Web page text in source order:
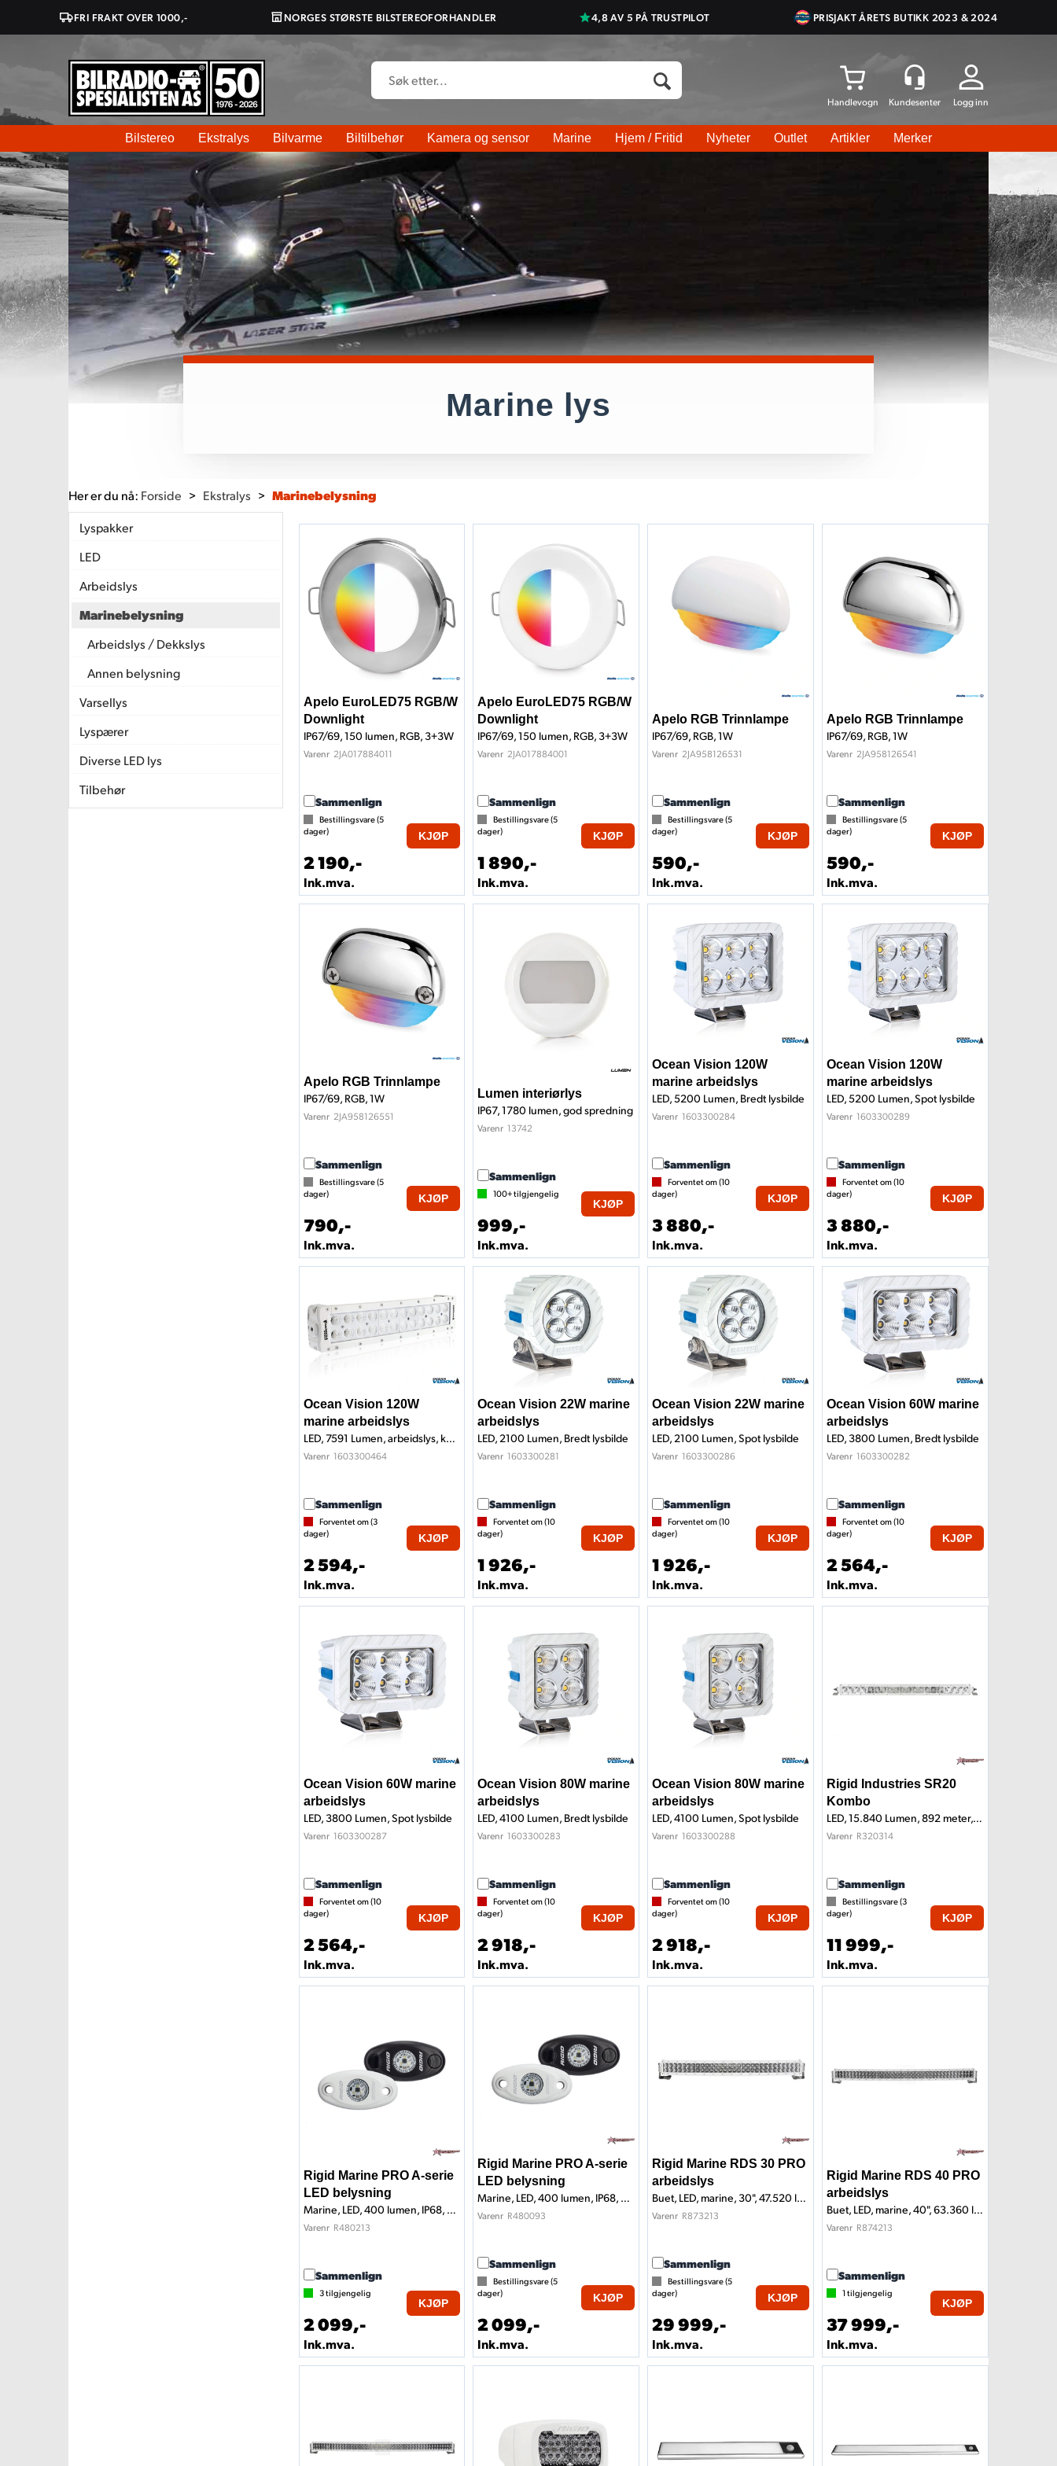
FRI FRAKT OVER 1000,- NORGES STØRSTE BILSTEREOFORHANDLER 4,8 AV 5 PÅ TRUSTPILOT PRISJAKT ÅRETS BUTIKK 2023 & 2024
Logg inn
Bilstereo Ekstralys Bilvarme Biltilbehør Kamera og sensor Marine Hjem / Fritid Nyheter Outlet Artikler Merker
Marine lys
Her er du nå: Forside > Ekstralys > Marinebelysning
Lyspakker
LED
Arbeidslys
Marinebelysning
Arbeidslys / Dekkslys
Annen belysning
Varsellys
Lyspærer
Diverse LED lys
Tilbehør
Apelo EuroLED75 RGB/W
Downlight
IP67/69, 150 lumen, RGB, 3+3W
Varenr 2JA017884011
Sammenlign
Bestillingsvare (5
dager)
2 190,-
Ink.mva.
KJØP
Apelo EuroLED75 RGB/W
Downlight
IP67/69, 150 lumen, RGB, 3+3W
Varenr 2JA017884001
Sammenlign
Bestillingsvare (5
dager)
1 890,-
Ink.mva.
KJØP
Apelo RGB Trinnlampe
IP67/69, RGB, 1W
Varenr 2JA958126531
Sammenlign
Bestillingsvare (5
dager)
590,-
Ink.mva.
KJØP
Apelo RGB Trinnlampe
IP67/69, RGB, 1W
Varenr 2JA958126541
Sammenlign
Bestillingsvare (5
dager)
590,-
Ink.mva.
KJØP
Apelo RGB Trinnlampe
IP67/69, RGB, 1W
Varenr 2JA958126551
Sammenlign
Bestillingsvare (5
dager)
790,-
Ink.mva.
KJØP
Lumen interiørlys
IP67, 1780 lumen, god spredning
Varenr 13742
Sammenlign
100+tilgjengelig
999,-
Ink.mva.
KJØP
Ocean Vision 120W
marine arbeidslys
LED, 5200 Lumen, Bredt lysbilde
Varenr 1603300284
Sammenlign
Forventet om (10
dager)
3 880,-
Ink.mva.
KJØP
Ocean Vision 120W
marine arbeidslys
LED, 5200 Lumen, Spot lysbilde
Varenr 1603300289
Sammenlign
Forventet om (10
dager)
3 880,-
Ink.mva.
KJØP
Ocean Vision 120W
marine arbeidslys
LED, 7591 Lumen, arbeidslys, kurvet
Varenr 1603300464
Sammenlign
Forventet om (3
dager)
2 594,-
Ink.mva.
KJØP
Ocean Vision 22W marine
arbeidslys
LED, 2100 Lumen, Bredt lysbilde
Varenr 1603300281
Sammenlign
Forventet om (10
dager)
1 926,-
Ink.mva.
KJØP
Ocean Vision 22W marine
arbeidslys
LED, 2100 Lumen, Spot lysbilde
Varenr 1603300286
Sammenlign
Forventet om (10
dager)
1 926,-
Ink.mva.
KJØP
Ocean Vision 60W marine
arbeidslys
LED, 3800 Lumen, Bredt lysbilde
Varenr 1603300282
Sammenlign
Forventet om (10
dager)
2 564,-
Ink.mva.
KJØP
Ocean Vision 60W marine
arbeidslys
LED, 3800 Lumen, Spot lysbilde
Varenr 1603300287
Sammenlign
Forventet om (10
dager)
2 564,-
Ink.mva.
KJØP
Ocean Vision 80W marine
arbeidslys
LED, 4100 Lumen, Bredt lysbilde
Varenr 1603300283
Sammenlign
Forventet om (10
dager)
2 918,-
Ink.mva.
KJØP
Ocean Vision 80W marine
arbeidslys
LED, 4100 Lumen, Spot lysbilde
Varenr 1603300288
Sammenlign
Forventet om (10
dager)
2 918,-
Ink.mva.
KJØP
Rigid Industries SR20
Kombo
LED, 15.840 Lumen, 892 meter, marine
Varenr R320314
Sammenlign
Bestillingsvare (3
dager)
11 999,-
Ink.mva.
KJØP
Rigid Marine PRO A-serie
LED belysning
Marine, LED, 400 lumen, IP68, Hvit
Varenr R480213
Sammenlign
3tilgjengelig
2 099,-
Ink.mva.
KJØP
Rigid Marine PRO A-serie
LED belysning
Marine, LED, 400 lumen, IP68, Sort
Varenr R480093
Sammenlign
Bestillingsvare (5
dager)
2 099,-
Ink.mva.
KJØP
Rigid Marine RDS 30 PRO
arbeidslys
Buet, LED, marine, 30", 47.520 lumen
Varenr R873213
Sammenlign
Bestillingsvare (5
dager)
29 999,-
Ink.mva.
KJØP
Rigid Marine RDS 40 PRO
arbeidslys
Buet, LED, marine, 40", 63.360 lumen
Varenr R874213
Sammenlign
1tilgjengelig
37 999,-
Ink.mva.
KJØP